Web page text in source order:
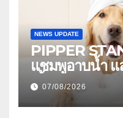
NEWS UPDATE
PIPPER
แชมพูอาบน้ำ แ
เลี้ยง ชูนวัตกร
“Zero-
ปลอดภัย ไร้สา
07/08/2026